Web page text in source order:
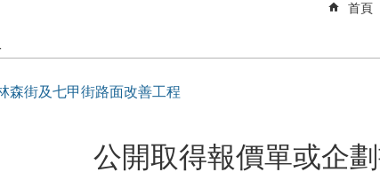
首頁
森街及七甲街路面改善工程
公開取得報價單或企